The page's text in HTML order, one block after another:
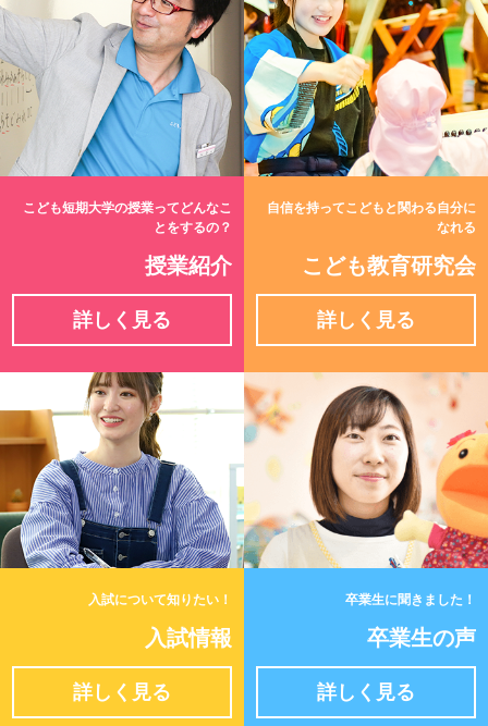
こども短期大学の授業ってどんなこ
とをするの？
授業紹介
詳しく見る
自信を持ってこどもと関わる自分に
なれる
こども教育研究会
詳しく見る
入試について知りたい！
入試情報
詳しく見る
卒業生に聞きました！
卒業生の声
詳しく見る